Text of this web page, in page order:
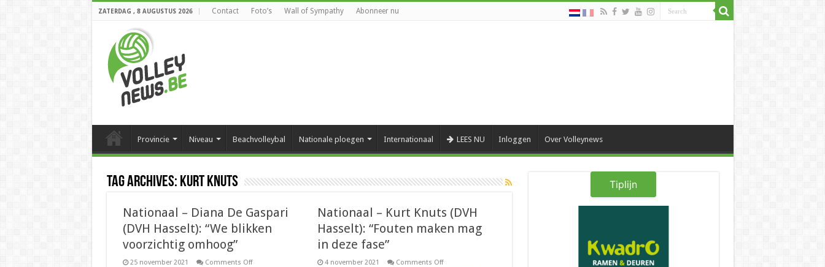
ZATERDAG , 8 AUGUSTUS 2026 Contact Foto’s Wall of Sympathy Abonneer nu
Provincie Niveau Beachvolleybal Nationale ploegen Internationaal LEES NU Inloggen Over Volleynews
Tag Archives: Kurt Knuts
Nationaal – Diana De Gaspari
(DVH Hasselt): “We blikken
voorzichtig omhoog”
25 november 2021 Comments Offon
Nationaal – Kurt Knuts (DVH
Hasselt): “Fouten maken mag
in deze fase”
4 november 2021 Comments Offon
Tiplijn